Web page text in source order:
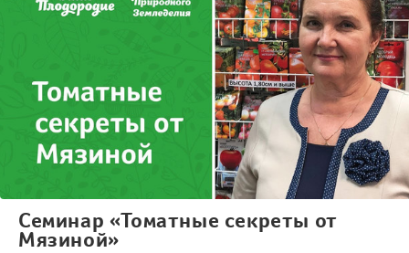
Семинар «Томатные секреты от
Мязиной»